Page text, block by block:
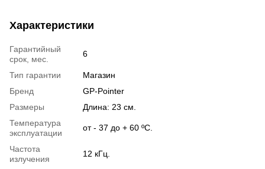
Характеристики
Гарантийный
срок, мес.
6
Тип гарантии
Магазин
Бренд
GP-Pointer
Размеры
Длина: 23 см.
Температура
эксплуатации
от - 37 до + 60 ºС.
Частота
излучения
12 кГц.